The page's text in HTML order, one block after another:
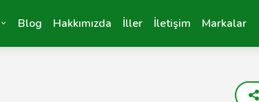
Blog Hakkımızda İller İletişim Markalar